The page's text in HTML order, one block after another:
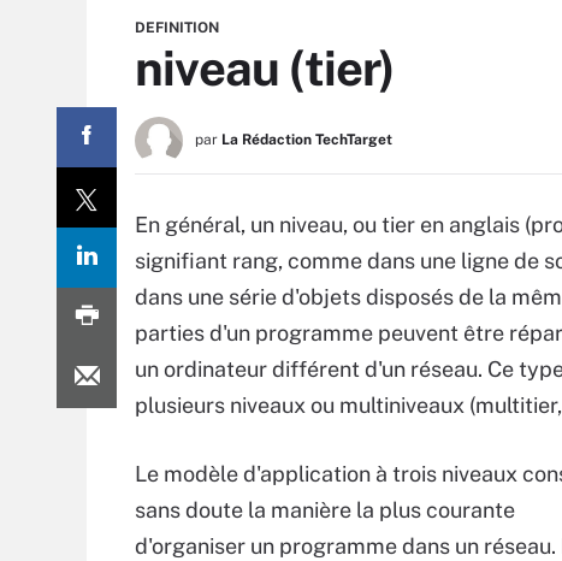
DEFINITION
niveau (tier)
par La Rédaction TechTarget
En général, un niveau, ou tier en anglais
signifiant rang, comme dans une ligne de
dans une série d'objets disposés de la
parties d'un programme peuvent être
un ordinateur différent d'un réseau. Ce
plusieurs niveaux ou multiniveaux
Le modèle d'application à trois niveaux
sans doute la manière la plus courante
d'organiser un programme dans un réseau.